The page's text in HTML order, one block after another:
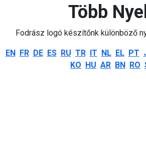
Több
Fodrász logó készítőnk különböző
EN FR DE ES RU TR IT NL EL PT
KO HU AR BN RO